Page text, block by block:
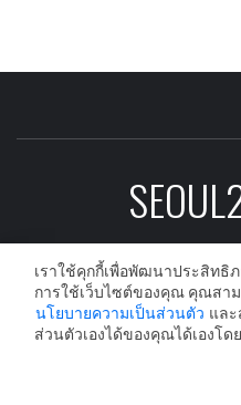
ข่าวบันเทิงเกาหลีอั
เกาหลี ละครเกาหลี
เราใช้คุกกี้เพื่อพัฒนาประสิท
การใช้เว็บไซต์ของคุณ คุณสา
นโยบายความเป็นส่วนตัว แล
ส่วนตัวเองได้ของคุณได้เองโด